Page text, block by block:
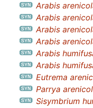
Arabis
Arabis
Arabis
Arabis
Arabis
Arabis
Eutrema
Parrya
Sisymbrium